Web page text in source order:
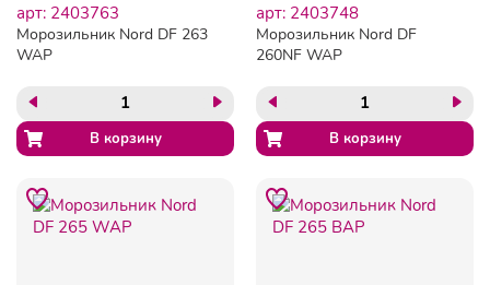
арт: 2403763
Морозильник Nord DF 263
WAP
арт: 2403748
Морозильник Nord DF
260NF WAP